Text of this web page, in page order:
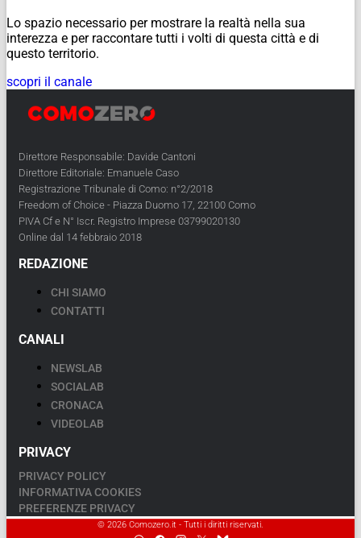
Lo spazio necessario per mostrare la realtà nella sua
interezza e per raccontare tutti i volti di questa città e di
questo territorio.
scopri il canale
Direttore Responsabile: Davide Cantoni
Direttore Editoriale: Emanuele Caso
Registrazione Tribunale di Como: n°2/2018
Freedom of Choice - Piazza Duomo 17, 22100 Como
PIVA Cf e N° Iscr. Registro Imprese 03799020130
Online dal 14 febbraio 2018
REDAZIONE
CHI SIAMO
CONTATTI
CANALI
NEWSLAB
SOCIALAB
CRONACA
VIDEOLAB
PRIVACY
PRIVACY POLICY
INFORMATIVA COOKIES
PREFERENZE PRIVACY
© 2026 Comozero.it - Tutti i diritti riservati.